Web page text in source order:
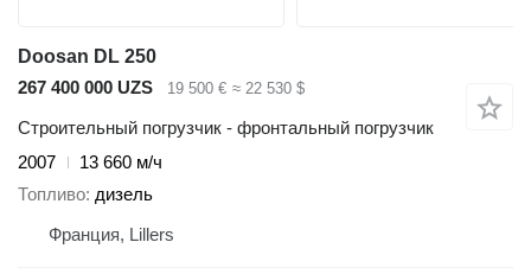
Doosan DL 250
267 400 000 UZS
19 500 € ≈ 22 530 $
Строительный погрузчик - фронтальный погрузчик
2007
13 660 м/ч
Топливо дизель
Франция, Lillers